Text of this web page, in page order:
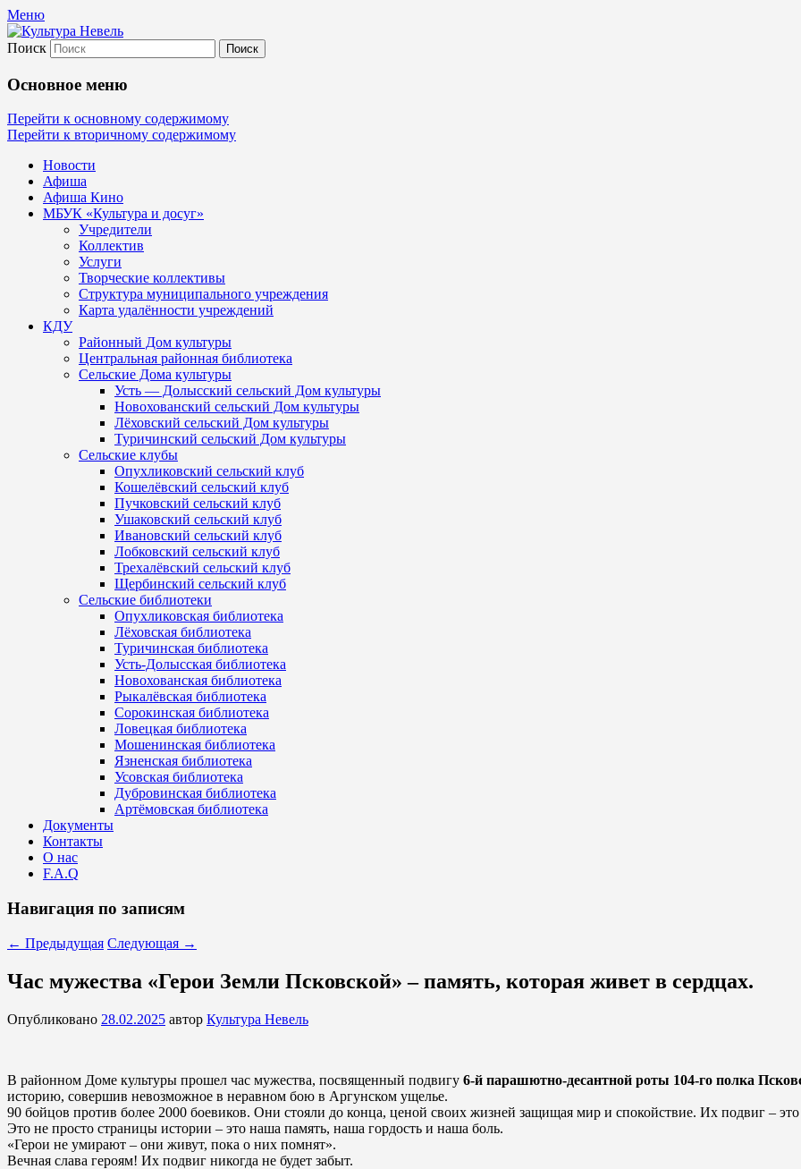
Меню
Культура Невель
МБУК Невельского района "Культура и досуг"
Поиск
Основное меню
Перейти к основному содержимому
Перейти к вторичному содержимому
Новости
Афиша
Афиша Кино
МБУК «Культура и досуг»
Учредители
Коллектив
Услуги
Творческие коллективы
Структура муниципального учреждения
Карта удалённости учреждений
КДУ
Районный Дом культуры
Центральная районная библиотека
Сельские Дома культуры
Усть — Долысский сельский Дом культуры
Новохованский сельский Дом культуры
Лёховский сельский Дом культуры
Туричинский сельский Дом культуры
Сельские клубы
Опухликовский сельский клуб
Кошелёвский сельский клуб
Пучковский сельский клуб
Ушаковский сельский клуб
Ивановский сельский клуб
Лобковский сельский клуб
Трехалёвский сельский клуб
Щербинский сельский клуб
Сельские библиотеки
Опухликовская библиотека
Лёховская библиотека
Туричинская библиотека
Усть-Долысская библиотека
Новохованская библиотека
Рыкалёвская библиотека
Сорокинская библиотека
Ловецкая библиотека
Мошенинская библиотека
Язненская библиотека
Усовская библиотека
Дубровинская библиотека
Артёмовская библиотека
Документы
Контакты
О нас
F.A.Q
Навигация по записям
← Предыдущая Следующая →
Час мужества «Герои Земли Псковской» – память, которая живет в сердцах.
Опубликовано 28.02.2025 автор Культура Невель
В районном Доме культуры прошел час мужества, посвященный подвигу 6-й парашютно-десантной роты 104-го полка
историю, совершив невозможное в неравном бою в Аргунском ущелье.
90 бойцов против более 2000 боевиков. Они стояли до конца, ценой своих жизней защищая мир и спокойствие. Их подвиг –
Это не просто страницы истории – это наша память, наша гордость и наша боль.
«Герои не умирают – они живут, пока о них помнят».
Вечная слава героям! Их подвиг никогда не будет забыт.